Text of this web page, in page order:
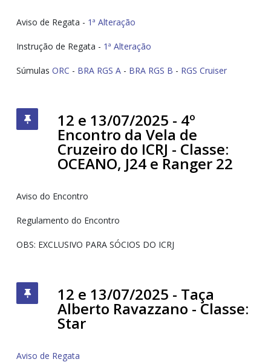
Aviso de Regata - 1ª Alteração
Instrução de Regata - 1ª Alteração
Súmulas ORC - BRA RGS A - BRA RGS B - RGS Cruiser
12 e 13/07/2025 - 4º
Encontro da Vela de
Cruzeiro do ICRJ - Classe:
OCEANO, J24 e Ranger 22
Aviso do Encontro
Regulamento do Encontro
OBS: EXCLUSIVO PARA SÓCIOS DO ICRJ
12 e 13/07/2025 - Taça
Alberto Ravazzano - Classe:
Star
Aviso de Regata